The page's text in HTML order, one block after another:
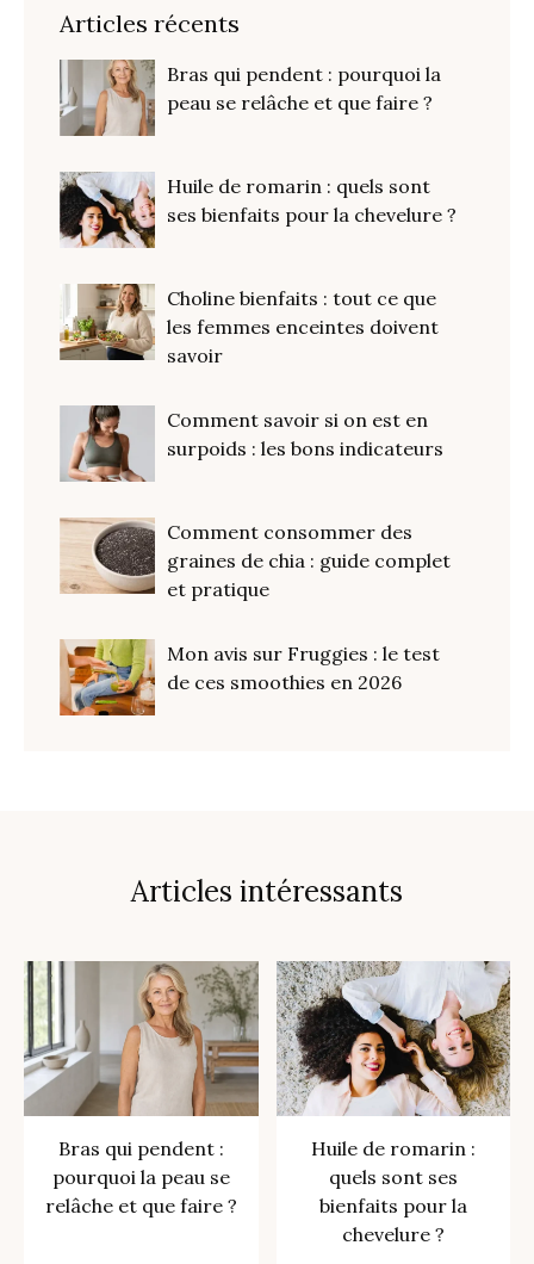
Articles récents
Bras qui pendent : pourquoi la
peau se relâche et que faire ?
Huile de romarin : quels sont
ses bienfaits pour la chevelure ?
Choline bienfaits : tout ce que
les femmes enceintes doivent
savoir
Comment savoir si on est en
surpoids : les bons indicateurs
Comment consommer des
graines de chia : guide complet
et pratique
Mon avis sur Fruggies : le test
de ces smoothies en 2026
Articles intéressants
Bras qui pendent :
pourquoi la peau se
relâche et que faire ?
Huile de romarin :
quels sont ses
bienfaits pour la
chevelure ?